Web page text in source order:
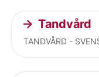
Tandvård
TANDVÅRD -